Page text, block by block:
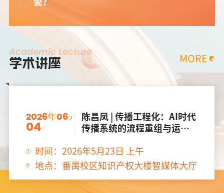
Academic Lecture
学术讲座 MORE
2026年06
04
2026认知传播教育与青少年
成长论坛分论坛精彩回顾
时间：2026年5月24日
地点：番禺校区知识产权大楼新闻与传播